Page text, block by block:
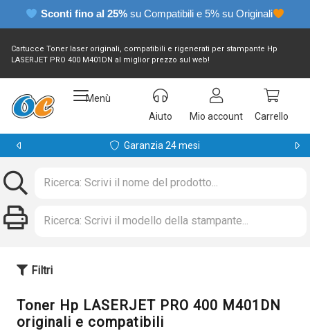
Sconti fino al 25% su Compatibili e 5% su Originali
Cartucce Toner laser originali, compatibili e rigenerati per stampante Hp
LASERJET PRO 400 M401DN al miglior prezzo sul web!
Menù
Aiuto
Mio account Carrello
Garanzia 24 mesi
Filtri
Toner Hp LASERJET PRO 400 M401DN
originali e compatibili